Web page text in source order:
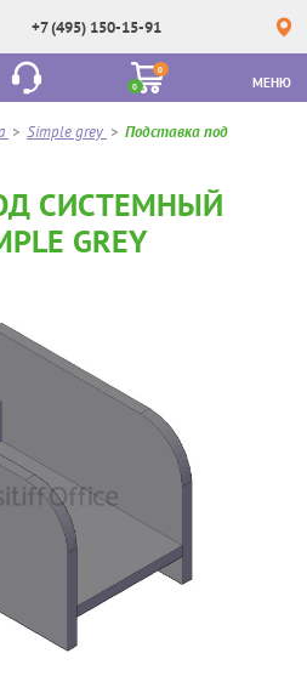
+7 (495) 150-15-91
0
0
МЕНЮ
> Simple grey > Подставка под
СИСТЕМНЫЙ
GREY